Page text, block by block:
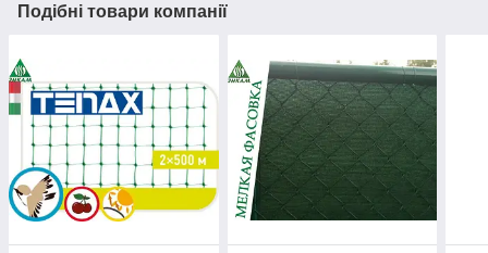
Подібні товари компанії